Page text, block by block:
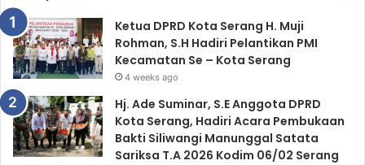
o
r
:
Ketua DPRD Kota Serang H. Muji
Rohman, S.H Hadiri Pelantikan PMI
Kecamatan Se – Kota Serang
4 weeks ago
Hj. Ade Suminar, S.E Anggota DPRD
Kota Serang, Hadiri Acara Pembukaan
Bakti Siliwangi Manunggal Satata
Sariksa T.A 2026 Kodim 06/02 Serang